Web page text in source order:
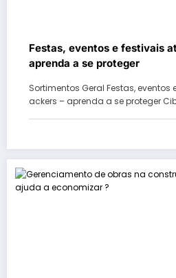
Festas, eventos e festivais
aprenda a se proteger
Sortimentos Geral Festas, eventos
ackers – aprenda a se proteger